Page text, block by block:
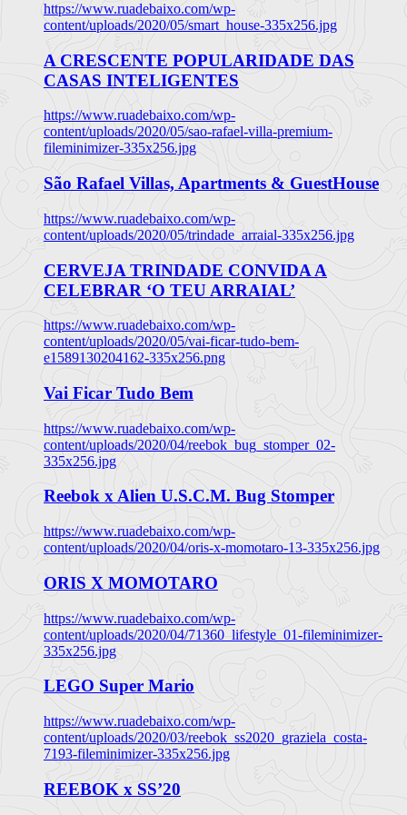
https://www.ruadebaixo.com/wp-
content/uploads/2020/05/smart_house-335x256.jpg
A CRESCENTE POPULARIDADE DAS
CASAS INTELIGENTES
https://www.ruadebaixo.com/wp-
content/uploads/2020/05/sao-rafael-villa-premium-
fileminimizer-335x256.jpg
São Rafael Villas, Apartments & GuestHouse
https://www.ruadebaixo.com/wp-
content/uploads/2020/05/trindade_arraial-335x256.jpg
CERVEJA TRINDADE CONVIDA A
CELEBRAR ‘O TEU ARRAIAL’
https://www.ruadebaixo.com/wp-
content/uploads/2020/05/vai-ficar-tudo-bem-
e1589130204162-335x256.png
Vai Ficar Tudo Bem
https://www.ruadebaixo.com/wp-
content/uploads/2020/04/reebok_bug_stomper_02-
335x256.jpg
Reebok x Alien U.S.C.M. Bug Stomper
https://www.ruadebaixo.com/wp-
content/uploads/2020/04/oris-x-momotaro-13-335x256.jpg
ORIS X MOMOTARO
https://www.ruadebaixo.com/wp-
content/uploads/2020/04/71360_lifestyle_01-fileminimizer-
335x256.jpg
LEGO Super Mario
https://www.ruadebaixo.com/wp-
content/uploads/2020/03/reebok_ss2020_graziela_costa-
7193-fileminimizer-335x256.jpg
REEBOK x SS’20